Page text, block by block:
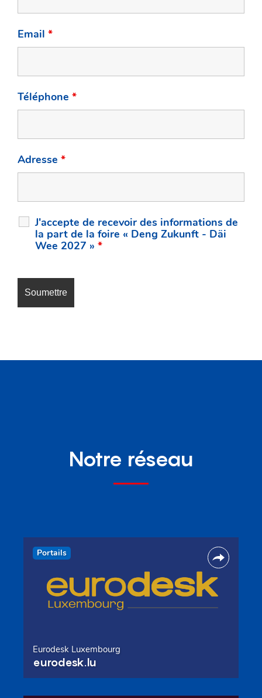
Email *
Téléphone *
Adresse *
J'accepte de recevoir des informations de
la part de la foire « Deng Zukunft - Däi
Wee 2027 » *
Notre réseau
Portails
Eurodesk Luxembourg
eurodesk.lu